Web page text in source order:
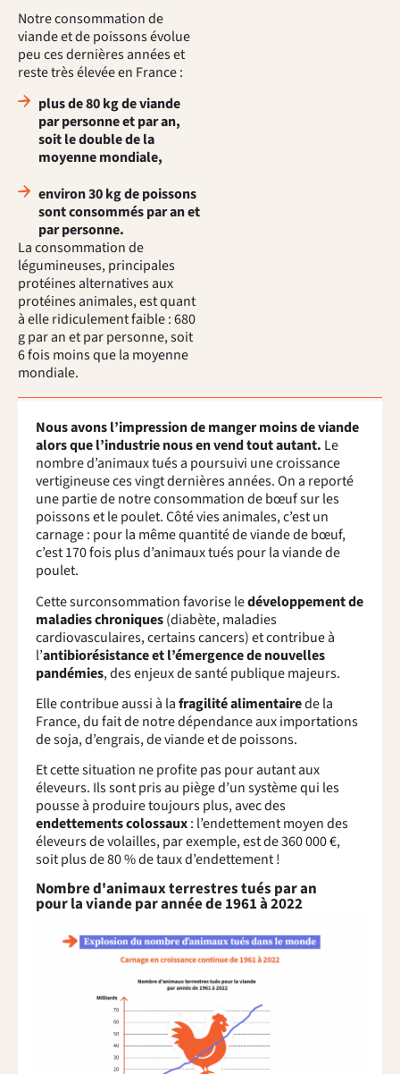
Notre consommation de
viande et de poissons évolue
peu ces dernières années et
reste très élevée en France :
plus de 80 kg de viande
par personne et par an,
soit le double de la
moyenne mondiale,
environ 30 kg de poissons
sont consommés par an et
par personne.
La consommation de
légumineuses, principales
protéines alternatives aux
protéines animales, est quant
à elle ridiculement faible : 680
g par an et par personne, soit
6 fois moins que la moyenne
mondiale.
Nous avons l’impression de manger moins de viande
alors que l’industrie nous en vend tout autant. Le
nombre d’animaux tués a poursuivi une croissance
vertigineuse ces vingt dernières années. On a reporté
une partie de notre consommation de bœuf sur les
poissons et le poulet. Côté vies animales, c’est un
carnage : pour la même quantité de viande de bœuf,
c’est 170 fois plus d’animaux tués pour la viande de
poulet.
Cette surconsommation favorise ledéveloppement de
maladies chroniques(diabète, maladies
cardiovasculaires, certains cancers) et contribue à
l’antibiorésistance et l’émergence de nouvelles
pandémies, des enjeux de santé publique majeurs.
Elle contribue aussi à lafragilité alimentairede la
France, du fait de notre dépendance aux importations
de soja, d’engrais, de viande et de poissons.
Et cette situation ne profite pas pour autant aux
éleveurs. Ils sont pris au piège d’un système qui les
pousse à produire toujours plus, avec des
endettements colossaux: l’endettement moyen des
éleveurs de volailles, par exemple, est de 360 000 €,
soit plus de 80 % de taux d’endettement !
Nombre d'animaux terrestres tués par an
pour la viande par année de 1961 à 2022